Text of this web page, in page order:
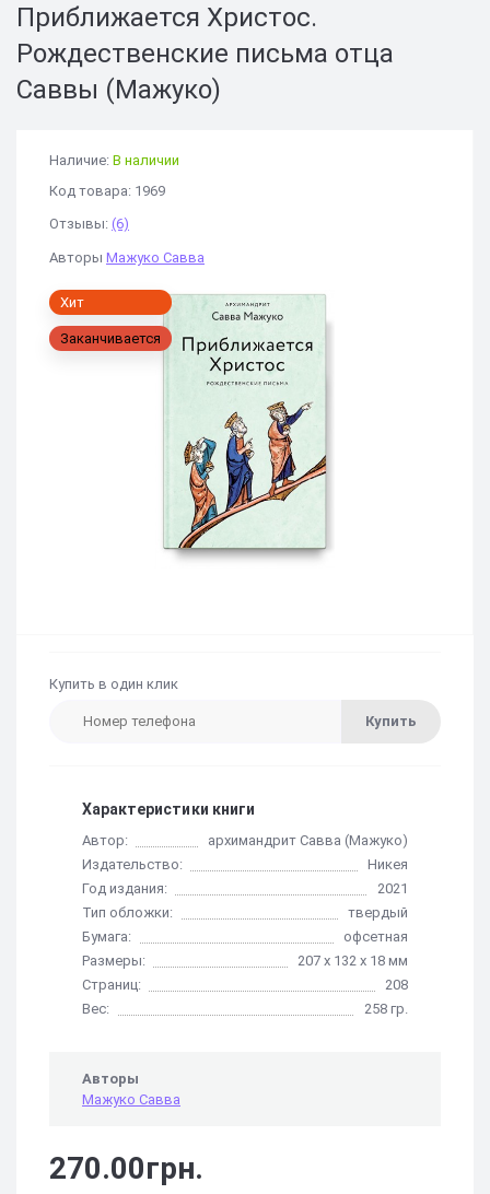
Приближается Христос.
Рождественские письма отца
Саввы (Мажуко)
Наличие: В наличии
Код товара: 1969
Отзывы: (6)
Авторы Мажуко Савва
Хит
Заканчивается
Купить в один клик
Купить
Характеристики книги
Автор:
архимандрит Савва (Мажуко)
Издательство:
Никея
Год издания:
2021
Тип обложки:
твердый
Бумага:
офсетная
Размеры:
207 х 132 х 18 мм
Страниц:
208
Вес:
258 гр.
Авторы
Мажуко Савва
270.00грн.